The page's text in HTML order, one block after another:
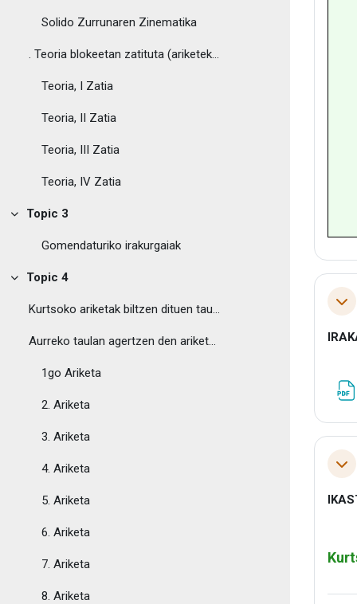
Solido Zurrunaren Zinematika
. Teoria blokeetan zatituta (ariketekin erlaziona...
Teoria, I Zatia
Teoria, II Zatia
Teoria, III Zatia
Teoria, IV Zatia
Tolestu
Topic 3
Gomendaturiko irakurgaiak
Tolestu
Topic 4
Kurtsoko ariketak biltzen dituen taula ...
Aurreko taulan agertzen den ariketa bakoitzerako h...
1go Ariketa
2. Ariketa
3. Ariketa
4. Ariketa
5. Ariketa
6. Ariketa
7. Ariketa
8. Ariketa